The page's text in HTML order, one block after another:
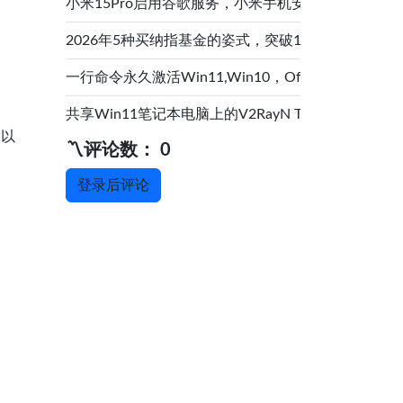
小米15Pro启用谷歌服务，小米手机安装Google Play
2026年5种买纳指基金的姿式，突破100元限额
一行命令永久激活Win11,Win10，Office, 无需找激
共享Win11笔记本电脑上的V2RayN Tun模式科学上
〽️评论数： 0
登录后评论